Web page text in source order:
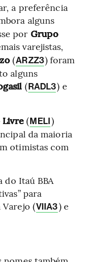
a preferência
alguns
por Grupo
varejistas,
(ARZZ3) foram
alguns
(RADL3) e
(MELI)
da maioria
otimistas com
Itaú BBA
para
Varejo (VIIA3) e